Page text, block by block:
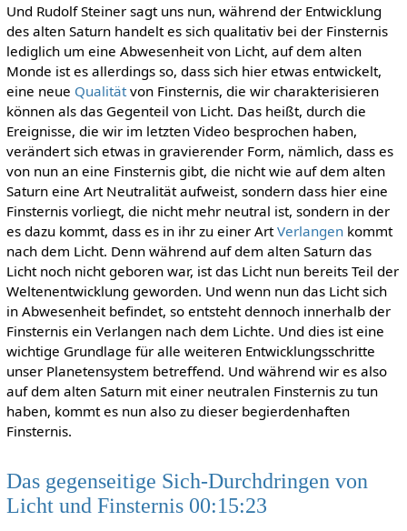
Und Rudolf Steiner sagt uns nun, während der Entwicklung
des alten Saturn handelt es sich qualitativ bei der Finsternis
lediglich um eine Abwesenheit von Licht, auf dem alten
Monde ist es allerdings so, dass sich hier etwas entwickelt,
eine neue Qualitätvon Finsternis, die wir charakterisieren
können als das Gegenteil von Licht. Das heißt, durch die
Ereignisse, die wir im letzten Video besprochen haben,
verändert sich etwas in gravierender Form, nämlich, dass es
von nun an eine Finsternis gibt, die nicht wie auf dem alten
Saturn eine Art Neutralität aufweist, sondern dass hier eine
Finsternis vorliegt, die nicht mehr neutral ist, sondern in der
es dazu kommt, dass es in ihr zu einer ArtVerlangenkommt
nach dem Licht. Denn während auf dem alten Saturn das
Licht noch nicht geboren war, ist das Licht nun bereits Teil der
Weltenentwicklung geworden. Und wenn nun das Licht sich
in Abwesenheit befindet, so entsteht dennoch innerhalb der
Finsternis ein Verlangen nach dem Lichte. Und dies ist eine
wichtige Grundlage für alle weiteren Entwicklungsschritte
unser Planetensystem betreffend. Und während wir es also
auf dem alten Saturn mit einer neutralen Finsternis zu tun
haben, kommt es nun also zu dieser begierdenhaften
Finsternis.
Das gegenseitige Sich-Durchdringen von
Licht und Finsternis 00:15:23